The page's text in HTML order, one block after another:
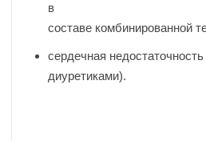
в
составе комбинированной
сердечная
диуретиками).